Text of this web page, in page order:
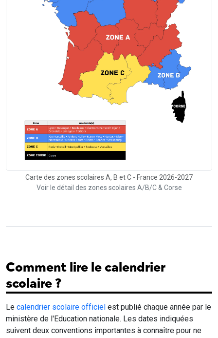
Carte des zones scolaires A, B et C - France 2026-2027
Voir le détail des zones scolaires A/B/C & Corse
Comment lire le calendrier
scolaire ?
Le calendrier scolaire officiel est publié chaque année par le
ministère de l'Education nationale. Les dates indiquées
suivent deux conventions importantes à connaître pour ne